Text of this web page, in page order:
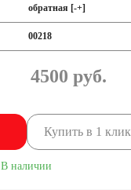
обратная [-+]
00218
4500 руб.
Купить в 1 клик
В наличии